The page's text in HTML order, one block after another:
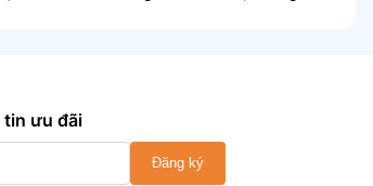
ưu đãi
Đăng ký